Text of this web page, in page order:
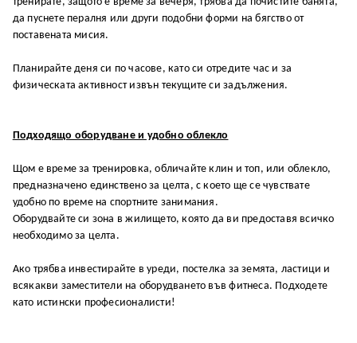
да пуснете пералня или други подобни форми на бягство от
поставената мисия.
Планирайте деня си по часове, като си отредите час и за
физическата активност извън текущите си задължения.
Подходящо оборудване и удобно облекло
Щом е време за тренировка, обличайте клин и топ, или облекло,
предназначено единствено за целта, с което ще се чувствате
удобно по време на спортните занимания.
Оборудвайте си зона в жилището, която да ви предоставя всичко
необходимо за целта.
Ако трябва инвестирайте в уреди, постелка за земята, ластици и
всякакви заместители на оборудването във фитнеса. Подходете
като истински професионалисти!